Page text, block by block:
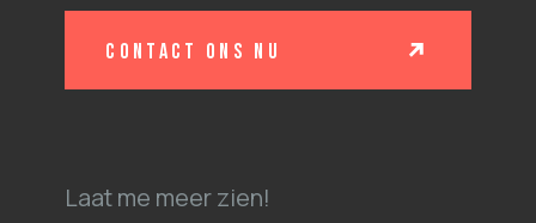
contact ons nu
Laat me meer zien!